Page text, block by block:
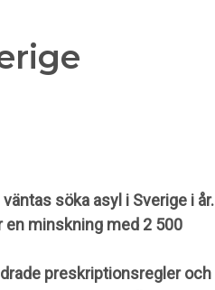
söka asyl i Sverige i år.
en minskning med 2 500
preskriptionsregler och